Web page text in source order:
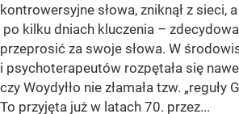
kontrowersyjne słowa, zniknął z sieci,
po kilku dniach kluczenia –
przeprosić za swoje słowa. W
i psychoterapeutów rozpętała się
czy Woydyłło nie złamała tzw. „reguły
To przyjęta już w latach 70. przez...